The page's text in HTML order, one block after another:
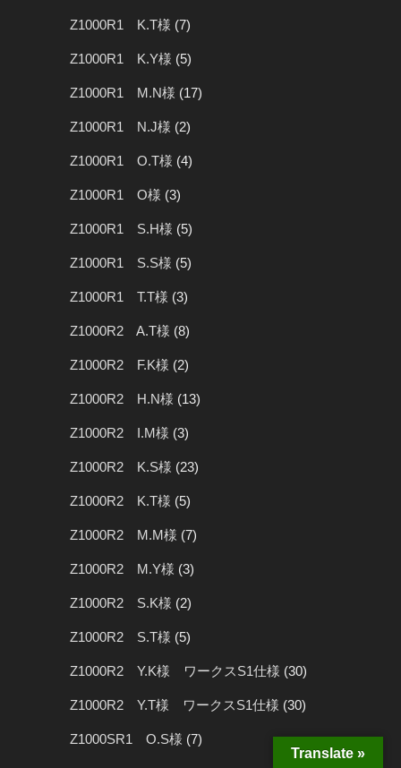
Z1000R1 K.T様 (7)
Z1000R1 K.Y様 (5)
Z1000R1 M.N様 (17)
Z1000R1 N.J様 (2)
Z1000R1 O.T様 (4)
Z1000R1 O様 (3)
Z1000R1 S.H様 (5)
Z1000R1 S.S様 (5)
Z1000R1 T.T様 (3)
Z1000R2 A.T様 (8)
Z1000R2 F.K様 (2)
Z1000R2 H.N様 (13)
Z1000R2 I.M様 (3)
Z1000R2 K.S様 (23)
Z1000R2 K.T様 (5)
Z1000R2 M.M様 (7)
Z1000R2 M.Y様 (3)
Z1000R2 S.K様 (2)
Z1000R2 S.T様 (5)
Z1000R2 Y.K様 ワークスS1仕様 (30)
Z1000R2 Y.T様 ワークスS1仕様 (30)
Z1000SR1 O.S様 (7)
Translate »